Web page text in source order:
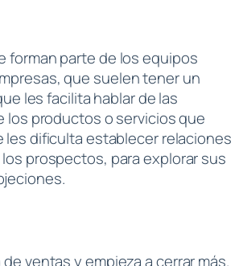
forman parte de los equipos
que suelen tener un
les facilita hablar de las
los productos o servicios que
les dificulta establecer relaciones
prospectos, para explorar sus
ventas y empieza a cerrar más.